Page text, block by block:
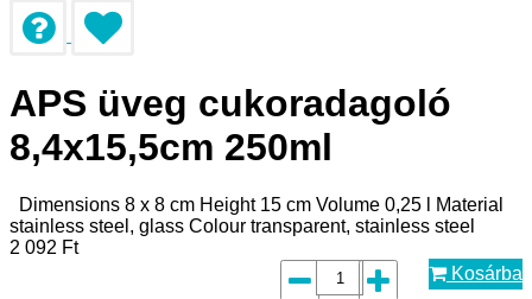
APS üveg cukoradagoló
8,4x15,5cm 250ml
Dimensions 8 x 8 cm Height 15 cm Volume 0,25 l Material
stainless steel, glass Colour transparent, stainless steel
2 092 Ft
Kosárba